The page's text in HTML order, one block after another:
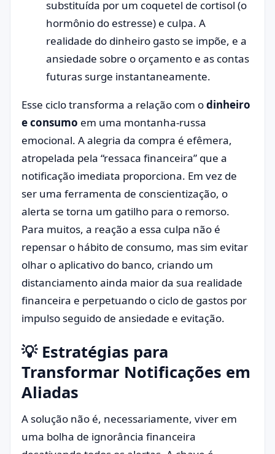
substituída por um coquetel de cortisol (o
hormônio do estresse) e culpa. A
realidade do dinheiro gasto se impõe, e a
ansiedade sobre o orçamento e as contas
futuras surge instantaneamente.
Esse ciclo transforma a relação com odinheiro
e consumo em uma montanha-russa
emocional. A alegria da compra é efêmera,
atropelada pela “ressaca financeira” que a
notificação imediata proporciona. Em vez de
ser uma ferramenta de conscientização, o
alerta se torna um gatilho para o remorso.
Para muitos, a reação a essa culpa não é
repensar o hábito de consumo, mas sim evitar
olhar o aplicativo do banco, criando um
distanciamento ainda maior da sua realidade
financeira e perpetuando o ciclo de gastos por
impulso seguido de ansiedade e evitação.
💡 Estratégias para
Transformar Notificações em
Aliadas
A solução não é, necessariamente, viver em
uma bolha de ignorância financeira